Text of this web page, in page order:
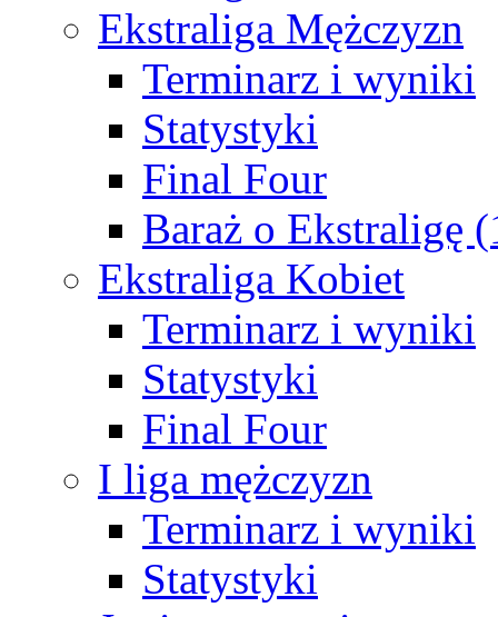
Ekstraliga Mężczyzn
Terminarz i wyniki
Statystyki
Final Four
Baraż o Ekstraligę
Ekstraliga Kobiet
Terminarz i wyniki
Statystyki
Final Four
I liga mężczyzn
Terminarz i wyniki
Statystyki